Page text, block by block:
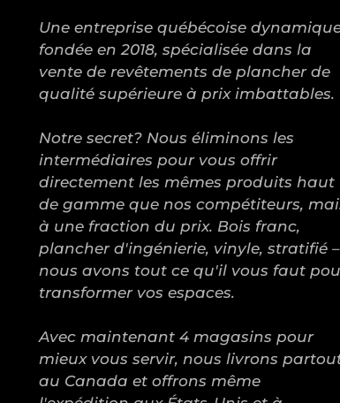
Une entreprise québécoise
fondée en 2018, spécialisée dans la
vente de revêtements de plancher de
qualité supérieure à prix imbattables.
Notre secret? Nous éliminons les
intermédiaires pour vous offrir
directement les mêmes produits haut
de gamme que nos compétiteurs,
à une fraction du prix. Bois franc,
plancher d'ingénierie, vinyle, stratifié –
nous avons tout ce qu'il vous faut
transformer vos espaces.
Avec maintenant 4 magasins pour
mieux vous servir, nous livrons
au Canada et offrons même